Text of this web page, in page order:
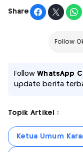
Share
Follow
FollowWhatsApp
update berita
Topik Artikel :
Ketua Umum